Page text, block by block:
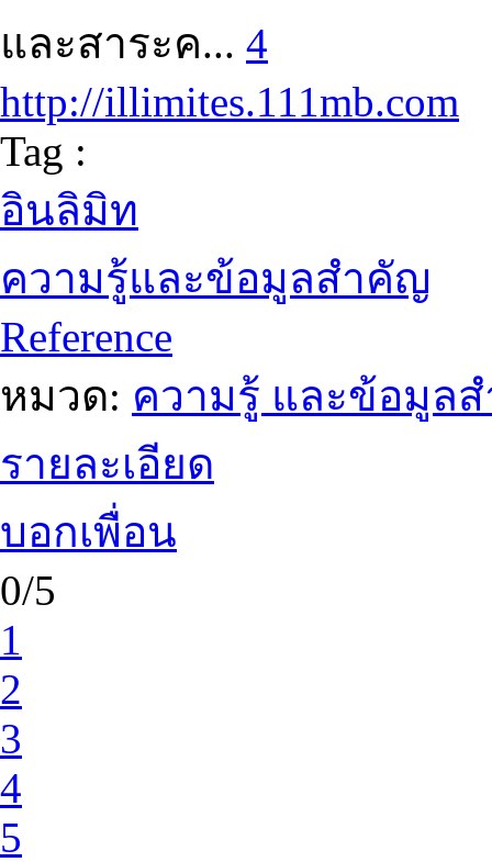
และสาระค... 4
http://illimites.111mb.com
Tag :
อินลิมิท
ความรู้และข้อมูลสำคัญ
Reference
หมวด: ความรู้ และข้อมูล
รายละเอียด
บอกเพื่อน
0/5
1
2
3
4
5